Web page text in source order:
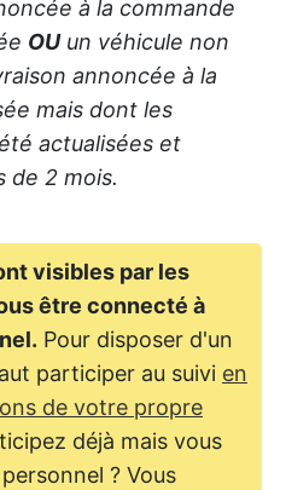
à la commande
OUun véhicule non
annoncée à la
mais dont les
actualisées et
de 2 mois.
visibles par les
être connecté à
Pour disposer d'un
participer au suivi en
de votre propre
déjà mais vous
? Vous